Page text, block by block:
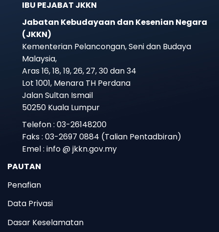
IBU PEJABAT JKKN
Jabatan Kebudayaan dan Kesenian Negara
(JKKN)
Kementerian Pelancongan, Seni dan Budaya
Malaysia,
Aras 16, 18, 19, 26, 27, 30 dan 34
Lot 1001, Menara TH Perdana
Jalan Sultan Ismail
50250 Kuala Lumpur
Telefon : 03-26148200
Faks : 03-2697 0884 (Talian Pentadbiran)
Emel : info @ jkkn.gov.my
PAUTAN
Penafian
Data Privasi
Dasar Keselamatan